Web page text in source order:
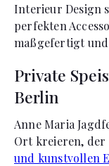
Interieur Design
perfekten
maßgefertigt
Private
Berlin
Anne Maria
Ort kreieren, der
und kunstvollen